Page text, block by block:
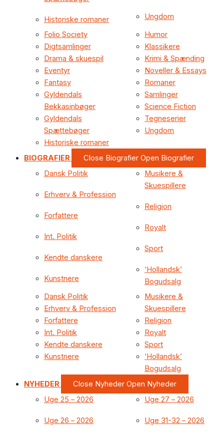
Historiske romaner
Ungdom
Folio Society
Digtsamlinger
Drama & skuespil
Eventyr
Fantasy
Gyldendals
Bekkasinbøger
Gyldendals
Spættebøger
Historiske romaner
Humor
Klassikere
Krimi & Spænding
Noveller & Essays
Romaner
Samlinger
Science Fiction
Tegneserier
Ungdom
BIOGRAFIER Close Biografier Open Biografier
Dansk Politik
Erhverv & Profession
Forfattere
Int. Politik
Kendte danskere
Kunstnere
Musikere &
Skuespillere
Religion
Royalt
Sport
‘Hollandsk’
Bogudsalg
Dansk Politik
Erhverv & Profession
Forfattere
Int. Politik
Kendte danskere
Kunstnere
Musikere &
Skuespillere
Religion
Royalt
Sport
‘Hollandsk’
Bogudsalg
NYHEDER
Close Nyheder Open Nyheder
Uge 25 – 2026
Uge 26 – 2026
Uge 27 – 2026
Uge 31-32 – 2026